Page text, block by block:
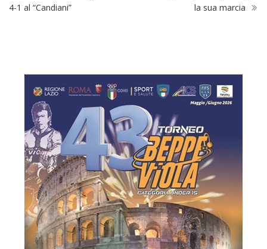
4-1 al “Candiani”
la sua marcia